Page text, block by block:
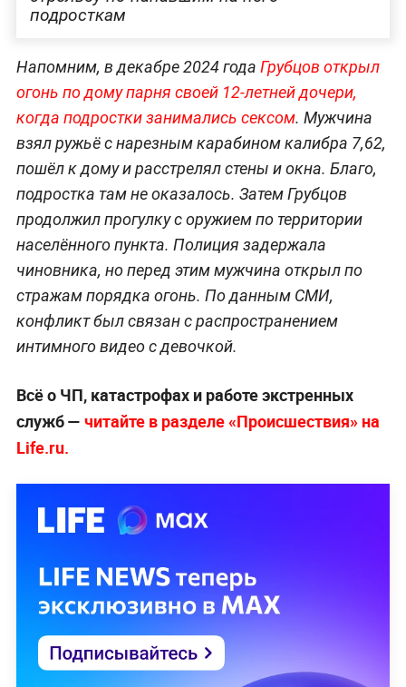
подросткам
Напомним, в декабре 2024 года Грубцов открыл
огонь по дому парня своей 12-летней дочери,
когда подростки занимались сексом. Мужчина
взял ружьё с нарезным карабином калибра 7,62,
пошёл к дому и расстрелял стены и окна. Благо,
подростка там не оказалось. Затем Грубцов
продолжил прогулку с оружием по территории
населённого пункта. Полиция задержала
чиновника, но перед этим мужчина открыл по
стражам порядка огонь. По данным СМИ,
конфликт был связан с распространением
интимного видео с девочкой.
Всё о ЧП, катастрофах и работе экстренных
служб — читайте в разделе «Происшествия» на
Life.ru.